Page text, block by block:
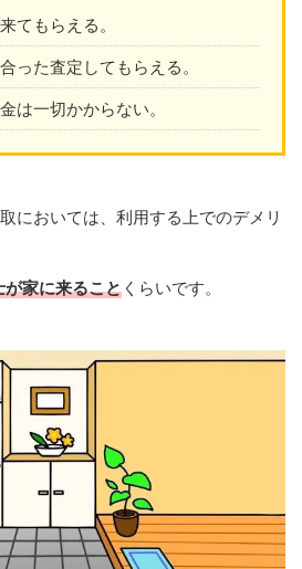
てもらえる。
った査定してもらえる。
は一切かからない。
においては、利用する上でのデメリ
が家に来ること くらいです。